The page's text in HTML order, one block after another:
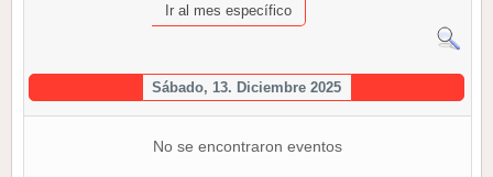
Ir al mes específico
Sábado, 13. Diciembre 2025
No se encontraron eventos